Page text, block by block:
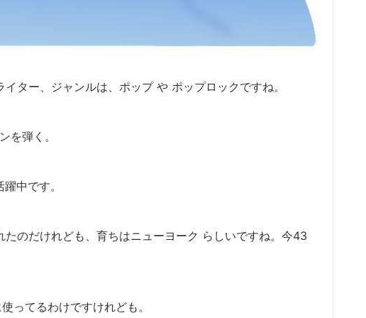
ター、ジャンルは、 ポップ や ポップロックですね。
を弾く。
中です。
のだけれども、育ちはニューヨーク らしいですね。 今43
ってるわけですけれども。